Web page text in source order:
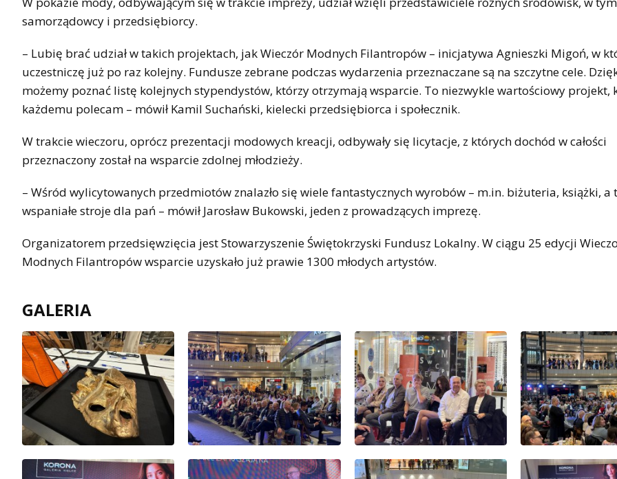
samorządowcy i przedsiębiorcy.
– Lubię brać udział w takich projektach, jak Wieczór Modnych Filantropów – inicjatywa Agnieszki Migoń, w
uczestniczę już po raz kolejny. Fundusze zebrane podczas wydarzenia przeznaczane są na szczytne cele.
możemy poznać listę kolejnych stypendystów, którzy otrzymają wsparcie. To niezwykle wartościowy projekt,
każdemu polecam – mówił Kamil Suchański, kielecki przedsiębiorca i społecznik.
W trakcie wieczoru, oprócz prezentacji modowych kreacji, odbywały się licytacje, z których dochód w całości
przeznaczony został na wsparcie zdolnej młodzieży.
– Wśród wylicytowanych przedmiotów znalazło się wiele fantastycznych wyrobów – m.in. biżuteria, książki, a
wspaniałe stroje dla pań – mówił Jarosław Bukowski, jeden z prowadzących imprezę.
Organizatorem przedsięwzięcia jest Stowarzyszenie Świętokrzyski Fundusz Lokalny. W ciągu 25 edycji
Modnych Filantropów wsparcie uzyskało już prawie 1300 młodych artystów.
GALERIA